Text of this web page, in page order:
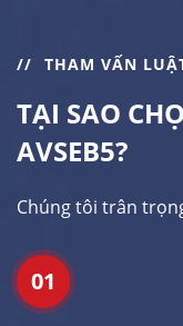
THAM VẤN
TẠI SAO
AVSEB5?
Chúng tôi trân
01